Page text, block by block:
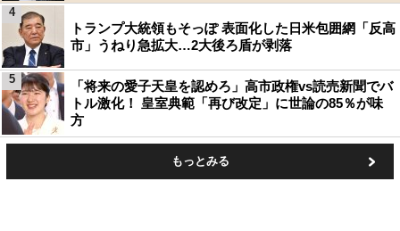
トランプ大統領もそっぽ 表面化した日米包囲網「反高
市」うねり急拡大…2大後ろ盾が剥落
4
「将来の愛子天皇を認めろ」高市政権vs読売新聞でバ
トル激化！ 皇室典範「再び改定」に世論の85％が味
方
5
もっとみる